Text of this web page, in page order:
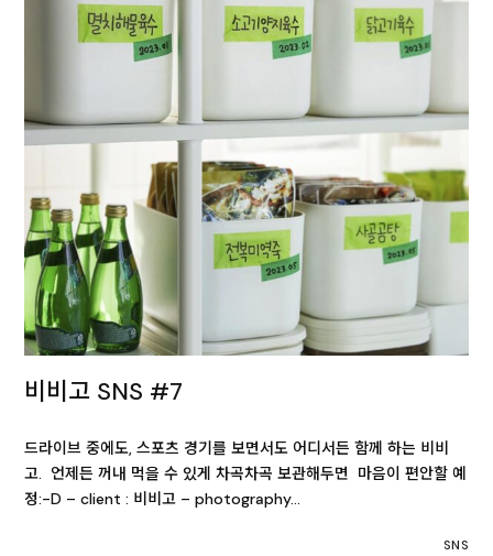
비비고 SNS #7
드라이브 중에도, 스포츠 경기를 보면서도 어디서든 함께 하는 비비
고. 언제든 꺼내 먹을 수 있게 차곡차곡 보관해두면 마음이 편안할 예
정:-D – client : 비비고 – photography…
SNS